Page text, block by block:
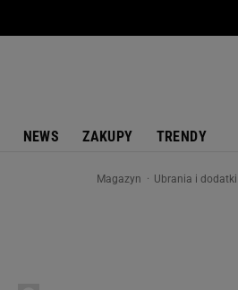
NEWS ZAKUPY TRENDY
Magazyn Ubrania i dodatki